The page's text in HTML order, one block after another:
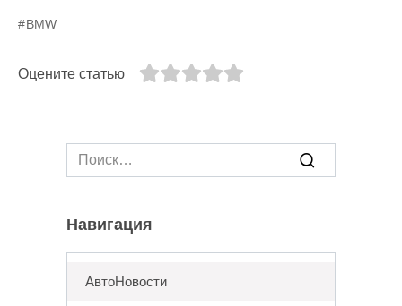
BMW
Оцените статью
Search
for:
Навигация
АвтоНовости